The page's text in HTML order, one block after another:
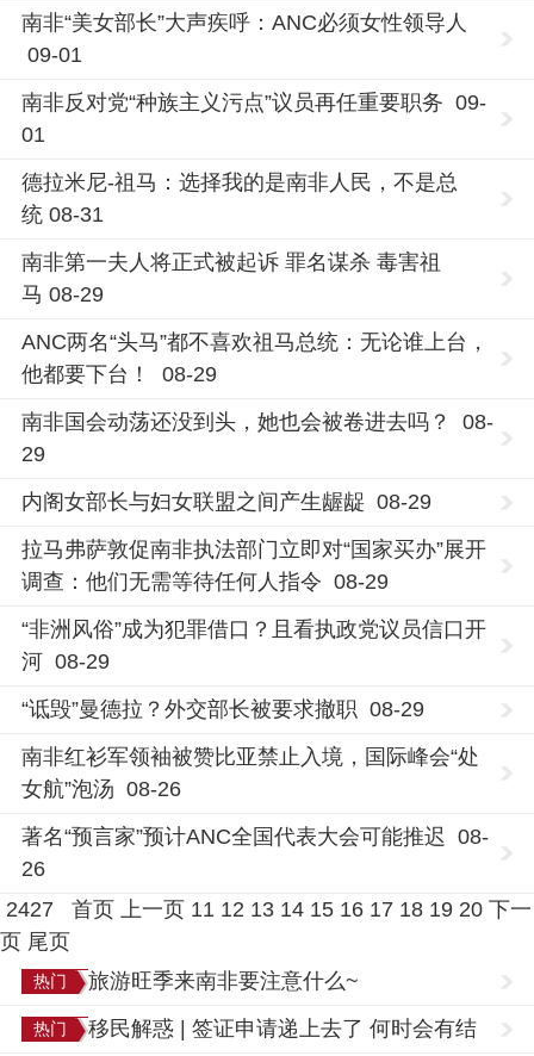
南非“美女部长”大声疾呼：ANC必须女性领导人
09-01
南非反对党“种族主义污点”议员再任重要职务 09-
01
德拉米尼-祖马：选择我的是南非人民，不是总
统 08-31
南非第一夫人将正式被起诉 罪名谋杀 毒害祖
马 08-29
ANC两名“头马”都不喜欢祖马总统：无论谁上台，
他都要下台！ 08-29
南非国会动荡还没到头，她也会被卷进去吗？ 08-
29
内阁女部长与妇女联盟之间产生龌龊 08-29
拉马弗萨敦促南非执法部门立即对“国家买办”展开
调查：他们无需等待任何人指令 08-29
“非洲风俗”成为犯罪借口？且看执政党议员信口开
河 08-29
“诋毁”曼德拉？外交部长被要求撤职 08-29
南非红衫军领袖被赞比亚禁止入境，国际峰会“处
女航”泡汤 08-26
著名“预言家”预计ANC全国代表大会可能推迟 08-
26
2427
首页 上一页 11 12 13 14 15 16 17 18 19 20 下一
页 尾页
热门 旅游旺季来南非要注意什么~
热门
移民解惑 | 签证申请递上去了 何时会有结